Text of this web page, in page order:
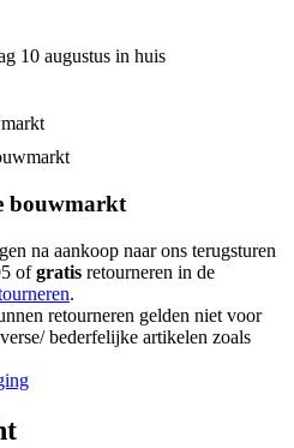
10 augustus in huis
bouwmarkt
na aankoop naar ons terugsturen
ofgratis retourneren in de
.
retourneren gelden niet voor
bederfelijke artikelen zoals